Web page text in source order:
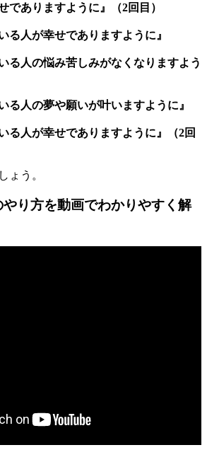
でありますように』（2回目）
る人が幸せでありますように』
る人の悩み苦しみがなくなりますよう
る人の夢や願いが叶いますように』
る人が幸せでありますように』（2回
ょう。
やり方を動画でわかりやすく解